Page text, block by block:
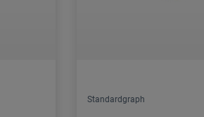
Standardgraph